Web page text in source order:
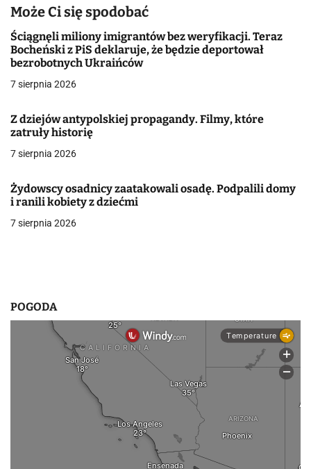
a
c
j
a
w
p
s
u
Może Ci się spodobać
Ściągnęli miliony imigrantów bez weryfikacji. Teraz
Bocheński z PiS deklaruje, że będzie deportował
bezrobotnych Ukraińców
7 sierpnia 2026
Z dziejów antypolskiej propagandy. Filmy, które
zatruły historię
7 sierpnia 2026
Żydowscy osadnicy zaatakowali osadę. Podpalili domy
i ranili kobiety z dziećmi
7 sierpnia 2026
POGODA